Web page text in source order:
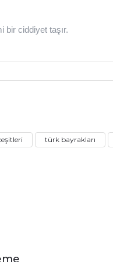
bir ciddiyet taşır.
türk bayrakları